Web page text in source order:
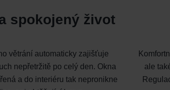
spokojený život
větrání automaticky zajišťuje
nepřetržitě po celý den. Okna
a do interiéru tak nepronikne
ale